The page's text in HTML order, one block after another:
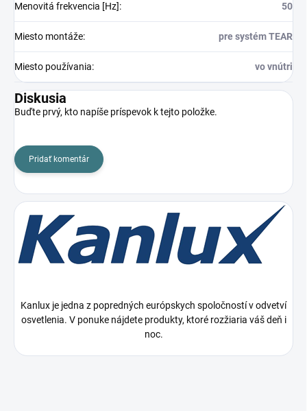
Menovitá frekvencia [Hz]: 50
Miesto montáže: pre systém TEAR
Miesto používania: vo vnútri
Diskusia
Buďte prvý, kto napíše príspevok k tejto položke.
Pridať komentár
Kanlux je jedna z popredných európskych spoločností v odvetví
osvetlenia. V ponuke nájdete produkty, ktoré rozžiaria váš deň i
noc.